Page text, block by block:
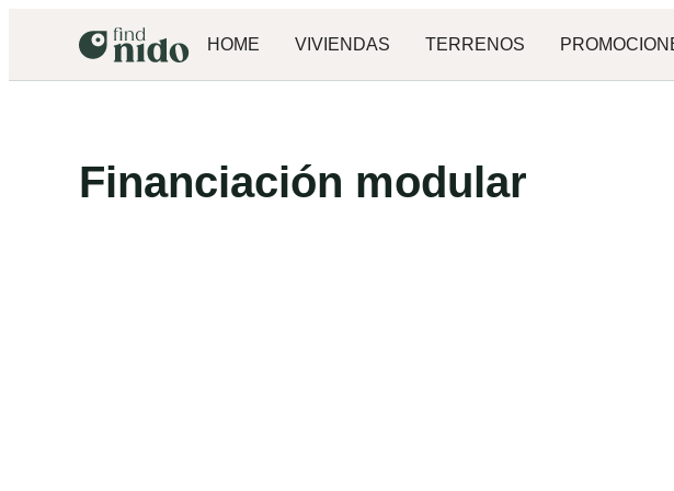
HOME VIVIENDAS TERRENOS
Financiación modular